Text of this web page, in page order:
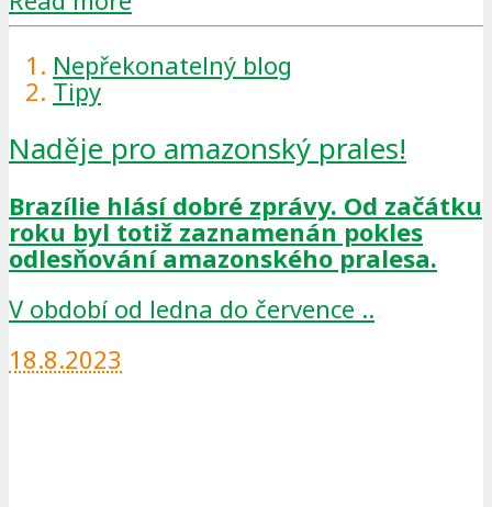
Nepřekonatelný blog
Tipy
Naděje pro amazonský prales!
Brazílie hlásí dobré zprávy. Od začátku
roku byl totiž zaznamenán pokles
odlesňování amazonského pralesa.
V období od ledna do července ..
18.8.2023